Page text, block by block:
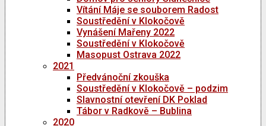
Vítání Máje se souborem Radost
Soustředění v Klokočově
Vynášení Mařeny 2022
Soustředění v Klokočově
Masopust Ostrava 2022
2021
Předvánoční zkouška
Soustředění v Klokočově – podzim
Slavnostní otevření DK Poklad
Tábor v Radkově – Bublina
2020